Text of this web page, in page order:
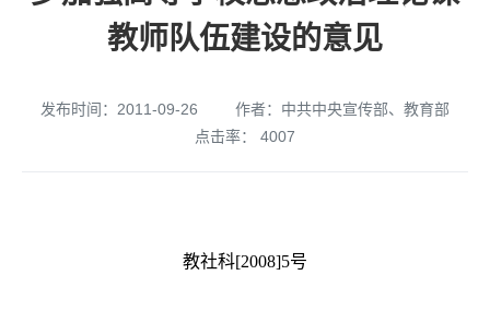
教师队伍建设的意见
发布时间：2011-09-26
作者：中共中央宣传部、教育部
点击率： 4007
教社科[2008]5号